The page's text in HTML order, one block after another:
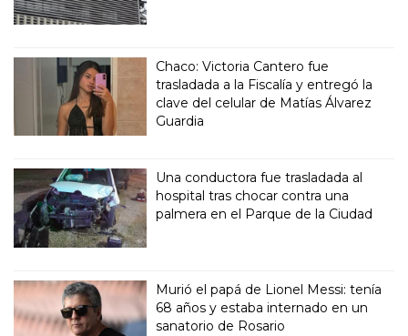
Chaco: Victoria Cantero fue
trasladada a la Fiscalía y entregó la
clave del celular de Matías Álvarez
Guardia
Una conductora fue trasladada al
hospital tras chocar contra una
palmera en el Parque de la Ciudad
Murió el papá de Lionel Messi: tenía
68 años y estaba internado en un
sanatorio de Rosario